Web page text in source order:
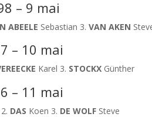
– 9 mai
ABEELE Sebastian 3. VAN AKEN
– 10 mai
Karel 3. STOCKXGünther
– 11 mai
DAS Koen 3. DE WOLF Steve